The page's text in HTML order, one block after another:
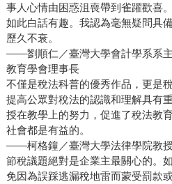
事人心情由困惑沮喪帶到雀躍歡喜
如此白話有趣。我認為毫無疑問具
歷久不衰。
——劉順仁／臺灣大學會計學系系
教育學會理事長
不僅是稅法科普的優秀作品，更是
提高公眾對稅法的認識和理解具有
授在教學上的努力，促進了稅法教
社會都是有益的。
——柯格鐘／臺灣大學法律學院教
節稅議題絕對是企業主最關心的。
免因為誤踩逃漏稅地雷而蒙受罰款